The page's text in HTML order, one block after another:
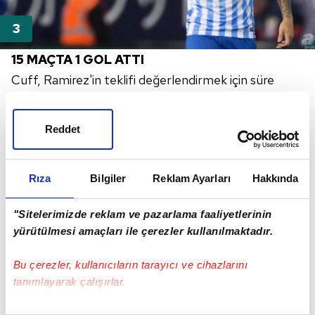
Rıza Bilgiler Reklam Ayarları Hakkında
"Sitelerimizde reklam ve pazarlama faaliyetlerinin
yürütülmesi amaçları ile çerezler kullanılmaktadır.
Bu çerezler, kullanıcıların tarayıcı ve cihazlarını
tanımlayarak çalışırlar.
Reddet
15 MAÇTA 1 GOL ATTI
Cuff, Ramirez'in teklifi değerlendirmek için süre